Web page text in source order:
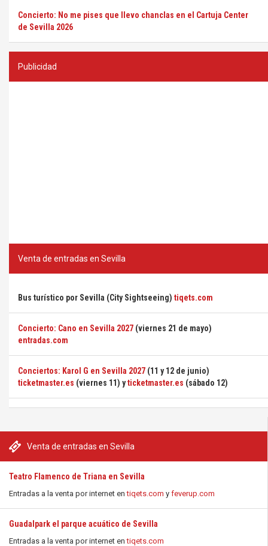
Venta de entradas en Sevilla
Teatro Flamenco de Triana en Sevilla
Entradas a la venta por internet entiqets.com y feverup.com
Guadalpark el parque acuático de Sevilla
Entradas a la venta por internet entiqets.com
Concierto: No me pises que llevo chanclas en el Cartuja Center
de Sevilla 2026
Publicidad
Venta de entradas en Sevilla
Bus turístico por Sevilla (City Sightseeing) tiqets.com
Concierto: Cano en Sevilla 2027 (viernes 21 de mayo)
entradas.com
Conciertos: Karol G en Sevilla 2027 (11 y 12 de junio)
ticketmaster.es (viernes 11) yticketmaster.es (sábado 12)